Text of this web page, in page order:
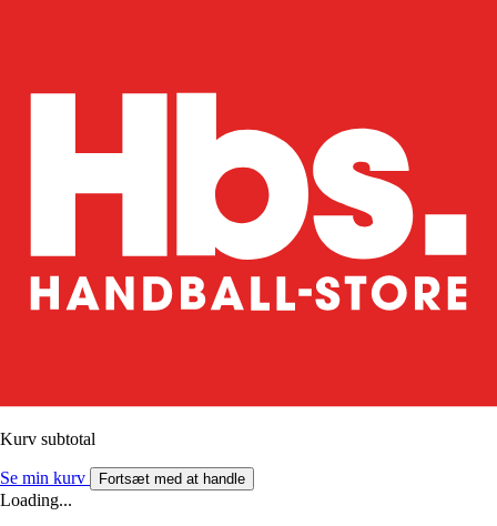
Kurv subtotal
Se min kurv Fortsæt med at handle
Loading...